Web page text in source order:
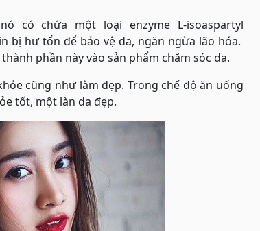
có chứa một loại enzyme L-isoaspartyl
bị hư tổn để bảo vệ da, ngăn ngừa lão hóa.
phần này vào sản phẩm chăm sóc da.
cũng như làm đẹp. Trong chế độ ăn uống
tốt, một làn da đẹp.